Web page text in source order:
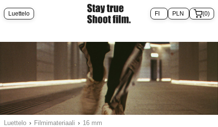
Luettelo (0)
Luettelo › Filmimateriaali › 16 mm